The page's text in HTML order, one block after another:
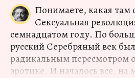
Понимаете, какая там
Сексуальная
семнадцатом году. По
русский Серебряный век
радикальным пересмотром
эротике. И началось все, на